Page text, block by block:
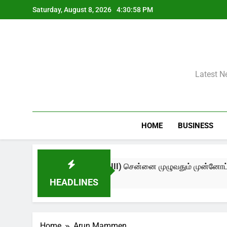
to
Saturday, August 8, 2026 4:30:58 PM
Latest
HOME BUSINESS
HEADLINES
Now – Edition III) சென்னை முழுவதும்